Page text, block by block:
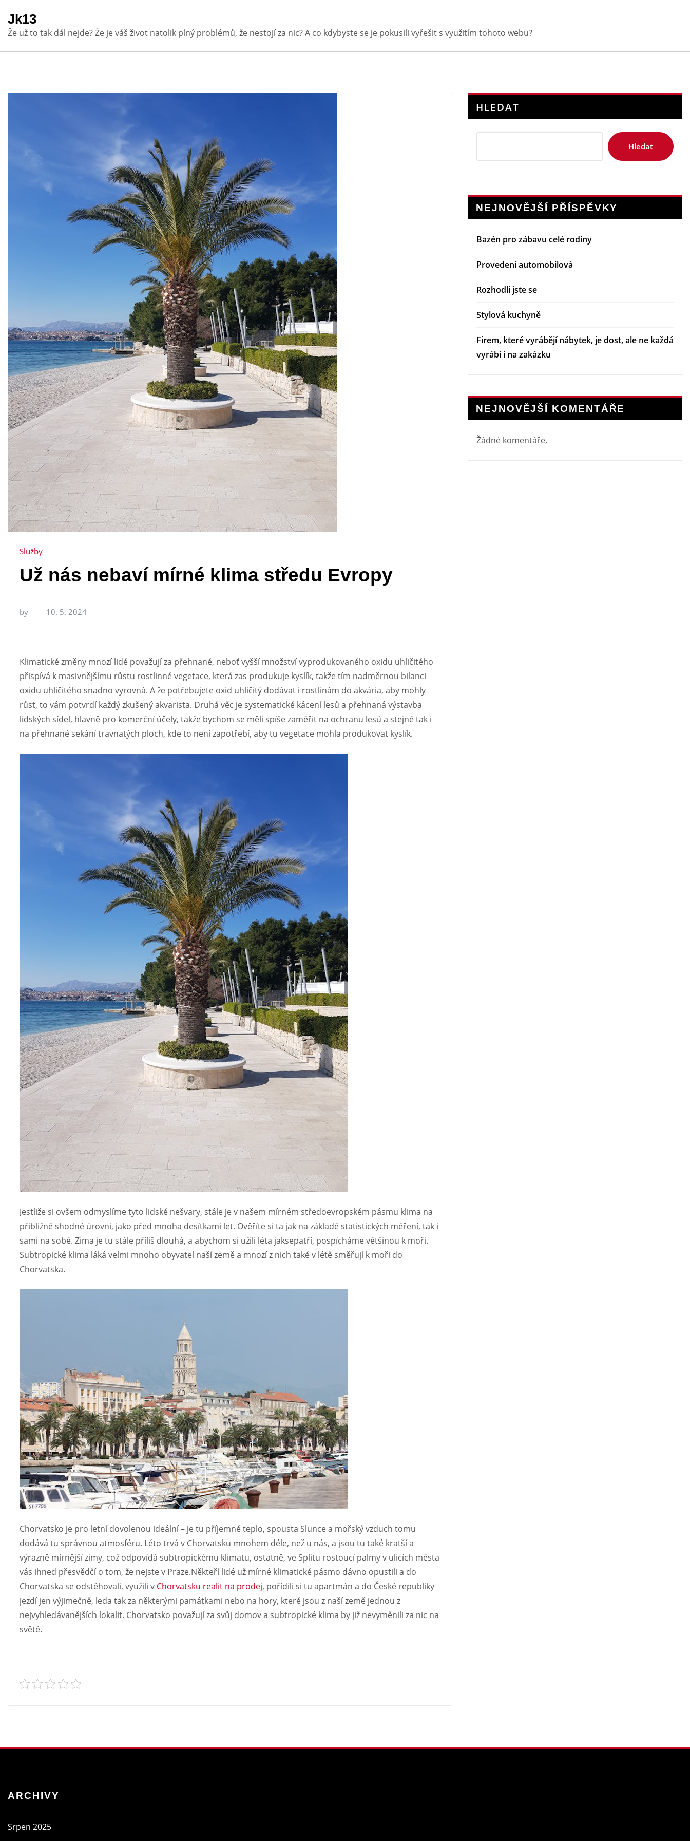
content
Jk13
Že už to tak dál nejde? Že je váš život natolik plný problémů, že nestojí za nic? A co kdybyste se je pokusili vyřešit s využitím tohoto webu?
Služby
Už nás nebaví mírné klima středu Evropy
by 10. 5. 2024
Klimatické změny mnozí lidé považují za přehnané, neboť vyšší množství vyprodukovaného oxidu uhličitého
přispívá k masivnějšímu růstu rostlinné vegetace, která zas produkuje kyslík, takže tím nadměrnou bilanci
oxidu uhličitého snadno vyrovná. A že potřebujete oxid uhličitý dodávat i rostlinám do akvária, aby mohly
růst, to vám potvrdí každý zkušený akvarista. Druhá věc je systematické kácení lesů a přehnaná výstavba
lidských sídel, hlavně pro komerční účely, takže bychom se měli spíše zaměřit na ochranu lesů a stejně tak i
na přehnané sekání travnatých ploch, kde to není zapotřebí, aby tu vegetace mohla produkovat kyslík.
Jestliže si ovšem odmyslíme tyto lidské nešvary, stále je v našem mírném středoevropském pásmu klima na
přibližně shodné úrovni, jako před mnoha desítkami let. Ověříte si ta jak na základě statistických měření, tak i
sami na sobě. Zima je tu stále příliš dlouhá, a abychom si užili léta jaksepatří, pospícháme většinou k moři.
Subtropické klima láká velmi mnoho obyvatel naší země a mnozí z nich také v létě směřují k moři do
Chorvatska.
Chorvatsko je pro letní dovolenou ideální – je tu příjemné teplo, spousta Slunce a mořský vzduch tomu
dodává tu správnou atmosféru. Léto trvá v Chorvatsku mnohem déle, než u nás, a jsou tu také kratší a
výrazně mírnější zimy, což odpovídá subtropickému klimatu, ostatně, ve Splitu rostoucí palmy v ulicích města
vás ihned přesvědčí o tom, že nejste v Praze.Někteří lidé už mírné klimatické pásmo dávno opustili a do
Chorvatska se odstěhovali, využili v Chorvatsku realit na prodej, pořídili si tu apartmán a do České republiky
jezdí jen výjimečně, leda tak za některými památkami nebo na hory, které jsou z naší země jednou z
nejvyhledávanějších lokalit. Chorvatsko považují za svůj domov a subtropické klima by již nevyměnili za nic na
světě.
HLEDAT
Hledat
NEJNOVĚJŠÍ PŘÍSPĚVKY
Bazén pro zábavu celé rodiny
Provedení automobilová
Rozhodli jste se
Stylová kuchyně
Firem, které vyrábějí nábytek, je dost, ale ne každá
vyrábí i na zakázku
NEJNOVĚJŠÍ KOMENTÁŘE
Žádné komentáře.
ARCHIVY
Srpen 2025